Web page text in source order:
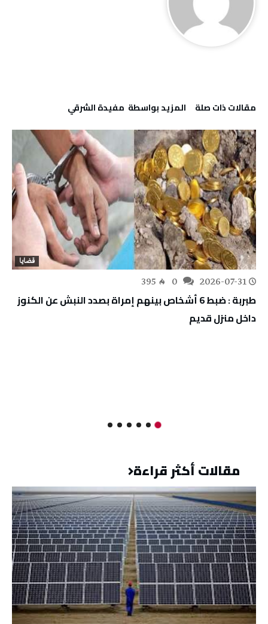
‫مقالات ذات صلة‬ ‫‫المزيد بواسطة‬ ‬ مفيدة الشرقي
قضايا
2026-07-31
395
طبربة : ضبط 6 أشخاص بينهم إمراة بصدد النبش عن الكنوز
داخل منزل قديم
مقالات أكثر قراءة